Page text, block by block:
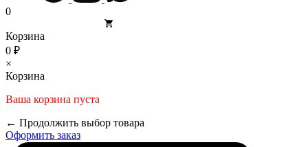
0
Корзина
0 ₽
×
Корзина
Ваша корзина пуста
← Продолжить выбор товара
Оформить заказ